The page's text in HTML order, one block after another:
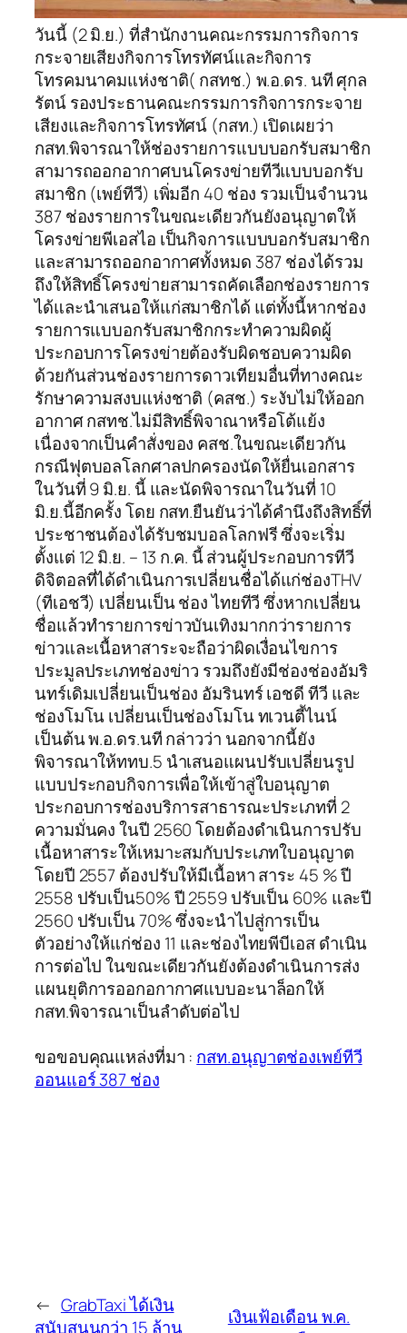
วันนี้ (2 มิ.ย.) ที่สำนักงานคณะกรรมการกิจการ
กระจายเสียงกิจการโทรทัศน์และกิจการ
โทรคมนาคมแห่งชาติ( กสทช.) พ.อ.ดร. นที ศุกล
รัตน์ รองประธานคณะกรรมการกิจการกระจาย
เสียงและกิจการโทรทัศน์ (กสท.) เปิดเผยว่า
กสท.พิจารณาให้ช่องรายการแบบบอกรับสมาชิก
สามารถออกอากาศบนโครงข่ายทีวีแบบบอกรับ
สมาชิก (เพย์ทีวี) เพิ่มอีก 40 ช่อง รวมเป็นจำนวน
387 ช่องรายการในขณะเดียวกันยังอนุญาตให้
โครงข่ายพีเอสไอ เป็นกิจการแบบบอกรับสมาชิก
และสามารถออกอากาศทั้งหมด 387 ช่องได้รวม
ถึงให้สิทธิ์โครงข่ายสามารถคัดเลือกช่องรายการ
ได้และนำเสนอให้แก่สมาชิกได้ แต่ทั้งนี้หากช่อง
รายการแบบอกรับสมาชิกกระทำความผิดผู้
ประกอบการโครงข่ายต้องรับผิดชอบความผิด
ด้วยกันส่วนช่องรายการดาวเทียมอื่นที่ทางคณะ
รักษาความสงบแห่งชาติ (คสช.) ระงับไม่ให้ออก
อากาศ กสทช.ไม่มีสิทธิ์พิจาณาหรือโต้แย้ง
เนื่องจากเป็นคำสั่งของ คสช.ในขณะเดียวกัน
กรณีฟุตบอลโลกศาลปกครองนัดให้ยื่นเอกสาร
ในวันที่ 9 มิ.ย. นี้ และนัดพิจารณาในวันที่ 10
มิ.ย.นี้อีกครั้ง โดย กสท.ยืนยันว่าได้คำนึงถึงสิทธิ์ที่
ประชาชนต้องได้รับชมบอลโลกฟรี ซึ่งจะเริ่ม
ตั้งแต่ 12 มิ.ย. – 13 ก.ค. นี้ ส่วนผู้ประกอบการทีวี
ดิจิตอลที่ได้ดำเนินการเปลี่ยนชื่อได้แก่ช่องTHV
(ทีเอชวี) เปลี่ยนเป็น ช่อง ไทยทีวี ซึ่งหากเปลี่ยน
ชื่อแล้วทำรายการข่าวบันเทิงมากกว่ารายการ
ข่าวและเนื้อหาสาระจะถือว่าผิดเงื่อนไขการ
ประมูลประเภทช่องข่าว รวมถึงยังมีช่องช่องอัมริ
นทร์เดิมเปลี่ยนเป็นช่อง อัมรินทร์ เอชดี ทีวี และ
ช่องโมโน เปลี่ยนเป็นช่องโมโน ทเวนตี้ไนน์
เป็นต้น พ.อ.ดร.นที กล่าวว่า นอกจากนี้ยัง
พิจารณาให้ททบ.5 นำเสนอแผนปรับเปลี่ยนรูป
แบบประกอบกิจการเพื่อให้เข้าสู่ใบอนุญาต
ประกอบการช่องบริการสาธารณะประเภทที่ 2
ความมั่นคง ในปี 2560 โดยต้องดำเนินการปรับ
เนื้อหาสาระให้เหมาะสมกับประเภทใบอนุญาต
โดยปี 2557 ต้องปรับให้มีเนื้อหา สาระ 45 % ปี
2558 ปรับเป็น50% ปี 2559 ปรับเป็น 60% และปี
2560 ปรับเป็น 70% ซึ่งจะนำไปสู่การเป็น
ตัวอย่างให้แก่ช่อง 11 และช่องไทยพีบีเอส ดำเนิน
การต่อไป ในขณะเดียวกันยังต้องดำเนินการส่ง
แผนยุติการออกอกากาศแบบอะนาล็อกให้
กสท.พิจารณาเป็นลำดับต่อไป
ขอขอบคุณแหล่งที่มา : กสท.อนุญาตช่องเพย์ทีวี
ออนแอร์ 387 ช่อง
← GrabTaxi ได้เงิน
สนับสนุนกว่า 15 ล้าน
เงินเฟ้อเดือน พ.ค.